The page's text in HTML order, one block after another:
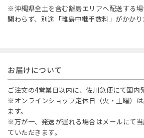
※沖縄県全土を含む離島エリアへ配送する
関わらず、別途「離島中継手数料」がかかり
お届けについて
ご注文の4営業日以内に、佐川急便にて国内
※オンラインショップ定休日（火・土曜）
ます。
※万が一、発送が遅れる場合はメールにて
ていただきます。